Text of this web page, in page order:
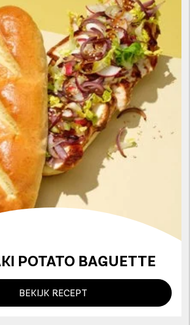
POTATO BAGUETTE
BEKIJK RECEPT